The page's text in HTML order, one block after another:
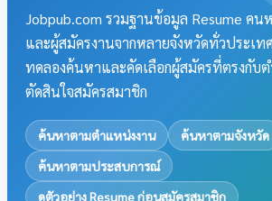
Jobpub.com รวมฐานข้อมูล Resume คน
และผู้สมัครงานจากหลายจังหวัดทั่วประเท
ทดลองค้นหาและคัดเลือกผู้สมัครที่ตรงกับ
ตัดสินใจสมัครสมาชิก
ค้นหาตามตำแหน่งงาน
ค้นหาตามจังหวัด
ค้นหาตามประสบการณ์
ดูตัวอย่าง Resume ก่อนสมัครสมาชิก